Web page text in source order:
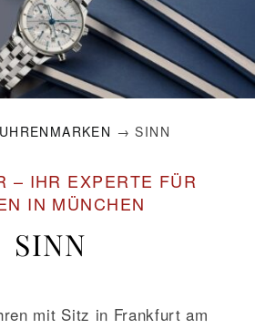
UHREN
SCHMUCK
SERVICE
HISTORIE
MAGAZIN
GALERIE
UHRENMARKEN → SINN
– IHR EXPERTE FÜR
IN MÜNCHEN
SINN
mit Sitz in Frankfurt am